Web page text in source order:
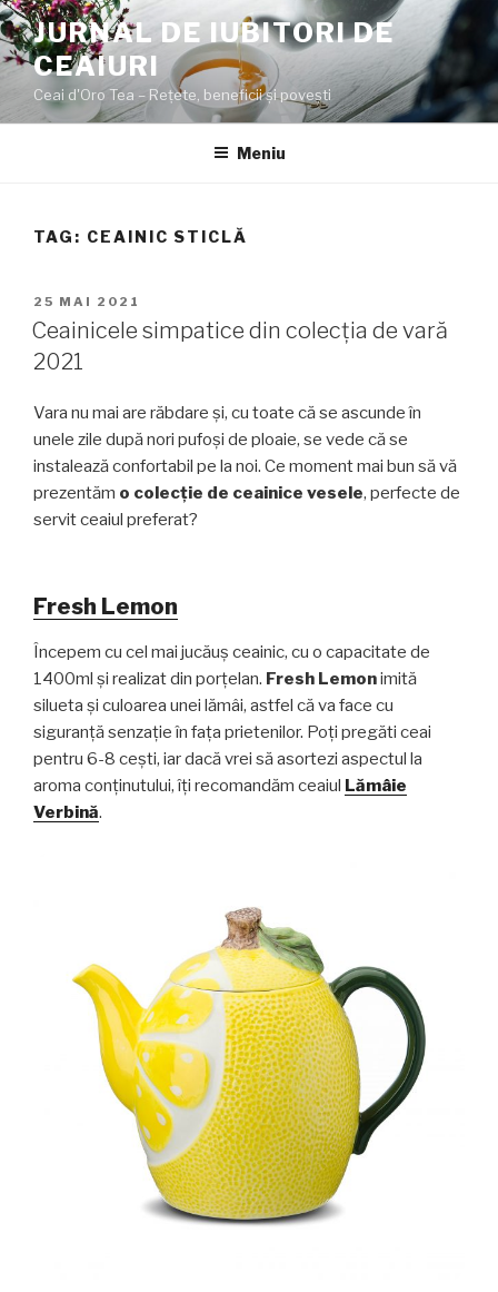
Sari
la
conținut
JURNAL DE IUBITORI DE
CEAIURI
Ceai d'Oro Tea – Rețete, beneficii şi poveşti
Meniu
TAG: CEAINIC STICLĂ
PUBLICAT
PE
25 MAI 2021
Ceainicele simpatice din colecția de vară
2021
Vara nu mai are răbdare și, cu toate că se ascunde în
unele zile după nori pufoși de ploaie, se vede că se
instalează confortabil pe la noi. Ce moment mai bun să vă
prezentăm o colecție de ceainice vesele, perfecte de
servit ceaiul preferat?
Fresh Lemon
Începem cu cel mai jucăuș ceainic, cu o capacitate de
1400ml și realizat din porțelan. Fresh Lemonimită
silueta și culoarea unei lămâi, astfel că va face cu
siguranță senzație în fața prietenilor. Poți pregăti ceai
pentru 6-8 cești, iar dacă vrei să asortezi aspectul la
aroma conținutului, îți recomandăm ceaiul Lămâie
Verbină.